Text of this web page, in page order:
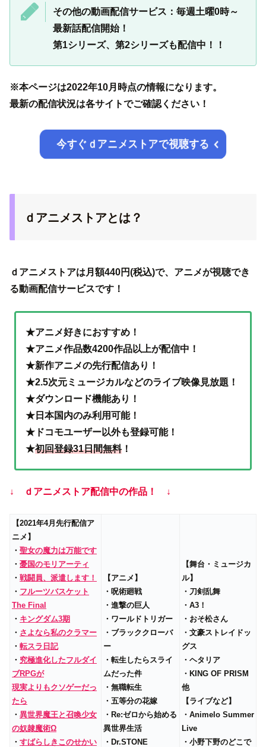
その他の動画配信サービス：毎週土曜0時～
最新話配信開始！
第1シリーズ、第2シリーズも配信中！！
※本ページは2022年10月時点の情報になります。
最新の配信状況は各サイトでご確認ください！
今すぐｄアニメストアで視聴する
ｄアニメストアとは？
ｄアニメストアは月額440円(税込)で、アニメが視聴でき
る動画配信サービスです！
★アニメ好きにおすすめ！
★アニメ作品数4200作品以上が配信中！
★新作アニメの先行配信あり！
★2.5次元ミュージカルなどのライブ映像見放題！
★ダウンロード機能あり！
★日本国内のみ利用可能！
★ドコモユーザー以外も登録可能！
★初回登録31日間無料！
↓ ｄアニメストア配信中の作品！ ↓
【2021年4月先行配信ア
ニメ】
・ 聖女の魔力は万能です
・ 憂国のモリアーティ
・ 戦闘員、派遣します！
・ フルーツバスケット
The Final
・ キングダム3期
・ さよなら私のクラマー
・ 転スラ日記
・ 究極進化したフルダイ
ブRPGが
現実よりもクソゲーだっ
たら
・ 異世界魔王と召喚少女
の奴隷魔術Ω
・ すばらしきこのせかい
【アニメ】
・呪術廻戦
・進撃の巨人
・ワールドトリガー
・ブラッククローバ
ー
・転生したらスライ
ムだった件
・無職転生
・五等分の花嫁
・Re:ゼロから始める
異世界生活
・Dr.STONE
【舞台・ミュージカ
ル】
・刀剣乱舞
・A3！
・おそ松さん
・文豪ストレイドッ
グス
・ヘタリア
・KING OF PRISM
他
【ライブなど】
・Animelo Summer
Live
・小野下野のどこで